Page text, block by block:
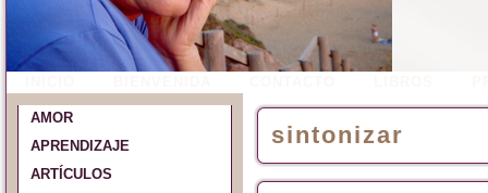
AMOR
APRENDIZAJE
ARTÍCULOS
sintonizar